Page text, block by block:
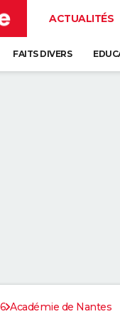
ACTUALITÉS
FAITS DIVERS
Académie de Nantes